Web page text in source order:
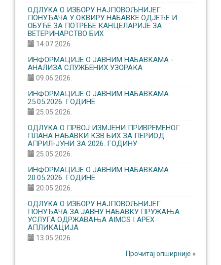
ОДЛУКА О ИЗБОРУ НАЈПОВОЉНИЈЕГ
ПОНУЂАЧА У ОКВИРУ НАБАВКЕ ОДЈЕЋЕ И
ОБУЋЕ ЗА ПОТРЕБЕ КАНЦЕЛАРИЈЕ ЗА
ВЕТЕРИНАРСТВО БИХ
14.07.2026.
ИНФОРМАЦИЈЕ О ЈАВНИМ НАБАВКАМА -
АНАЛИЗА СЛУЖБЕНИХ УЗОРАКА
09.06.2026.
ИНФОРМАЦИЈЕ О ЈАВНИМ НАБАВКАМА
25.05.2026. ГОДИНЕ
25.05.2026.
ОДЛУКА О ПРВОЈ ИЗМЈЕНИ ПРИВРЕМЕНОГ
ПЛАНА НАБАВКИ КЗВ БИХ ЗА ПЕРИОД
АПРИЛ-ЈУНИ ЗА 2026. ГОДИНУ
25.05.2026.
ИНФОРМАЦИЈЕ О ЈАВНИМ НАБАВКАМА
20.05.2026. ГОДИНЕ
20.05.2026.
ОДЛУКА О ИЗБОРУ НАЈПОВОЉНИЈЕГ
ПОНУЂАЧА ЗА ЈАВНУ НАБАВКУ ПРУЖАЊА
УСЛУГА ОДРЖАВАЊА AIMCS I APEX
АПЛИКАЦИЈА
13.05.2026.
Прочитај опширније »